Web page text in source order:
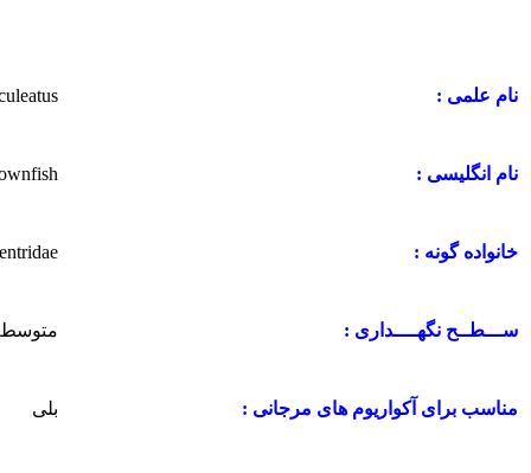
نام علمی :
نام انگلیسی :
خانواده گونه :
ســـطــح نگهــــداری : متوسط
مناسب برای آکواریوم های مرجانی : بلی